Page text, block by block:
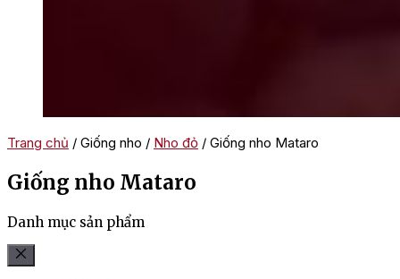
Trang chủ / Giống nho / Nho đỏ / Giống nho Mataro
Giống nho Mataro
Danh mục sản phẩm